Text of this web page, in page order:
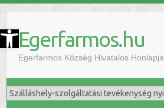
Eszköztár megnyitása Egerfarmos.hu
Egerfarmos Község Hivatalos Honlapja